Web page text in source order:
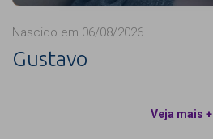
Nascido em 06/08/2026
Gustavo
Veja mais +